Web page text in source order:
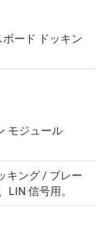
ボード ドッキン
モジュール
キング / ブレー
LIN 信号用。